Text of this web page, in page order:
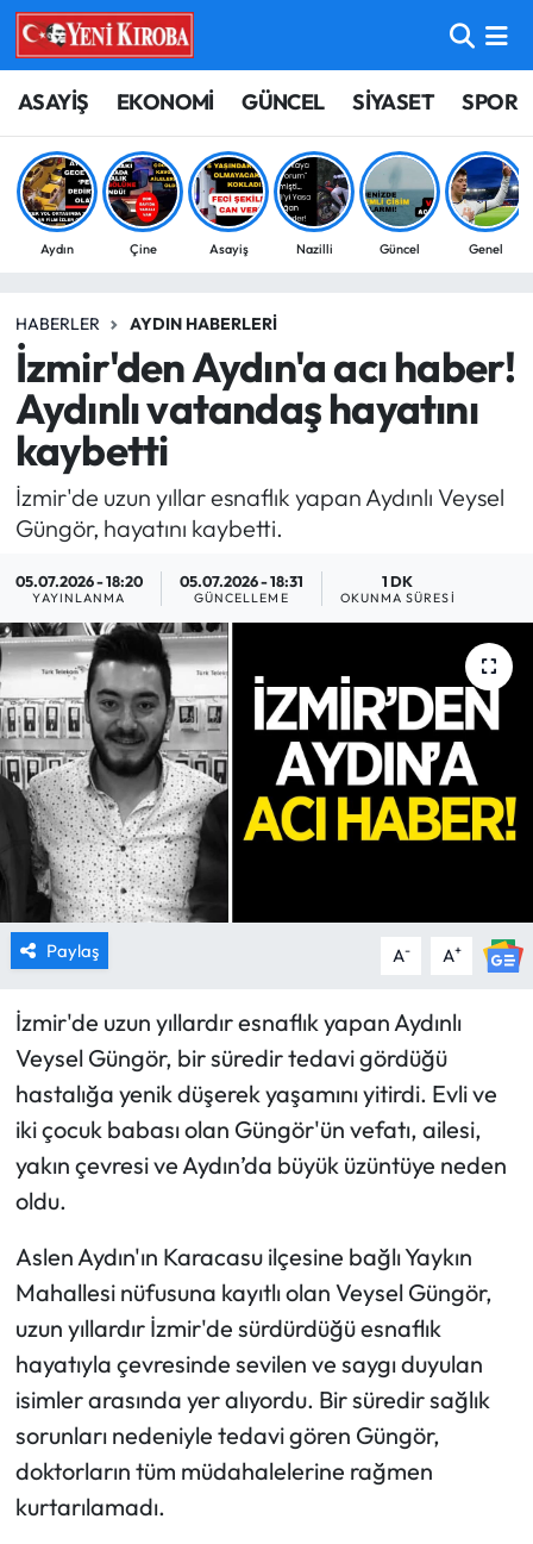
ASAYİŞ EKONOMİ GÜNCEL SİYASET SPOR
Aydın Çine Asayiş Nazilli Güncel Genel
HABERLER AYDIN HABERLERI
İzmir'den Aydın'a acı haber!
Aydınlı vatandaş hayatını
kaybetti
İzmir'de uzun yıllar esnaflık yapan Aydınlı Veysel
Güngör, hayatını kaybetti.
05.07.2026 - 18:20
YAYINLANMA
05.07.2026 - 18:31
GÜNCELLEME
1 DK
OKUNMA SÜRESI
Paylaş A- A+
İzmir'de uzun yıllardır esnaflık yapan Aydınlı
Veysel Güngör, bir süredir tedavi gördüğü
hastalığa yenik düşerek yaşamını yitirdi. Evli ve
iki çocuk babası olan Güngör'ün vefatı, ailesi,
yakın çevresi ve Aydın’da büyük üzüntüye neden
oldu.
Aslen Aydın'ın Karacasu ilçesine bağlı Yaykın
Mahallesi nüfusuna kayıtlı olan Veysel Güngör,
uzun yıllardır İzmir'de sürdürdüğü esnaflık
hayatıyla çevresinde sevilen ve saygı duyulan
isimler arasında yer alıyordu. Bir süredir sağlık
sorunları nedeniyle tedavi gören Güngör,
doktorların tüm müdahalelerine rağmen
kurtarılamadı.
ASAYİŞ
BİLİM-TEKNOLOJİ
ÇEVRE
EĞİTİM
EKONOMİ
GÜNCEL
GÜNDEM
MAGAZİN
SAĞLIK
SİYASET
SPOR
TARIM
TURİZM
YAŞAM
HABER İLAN
Aydın Nöbetçi Eczaneler
Aydın Hava Durumu
Aydin Namaz Vakitleri
Süper Lig Puan Durumu ve Fikstür
Tüm Manşetler
Son Dakika Haberleri
Haber Arşivi